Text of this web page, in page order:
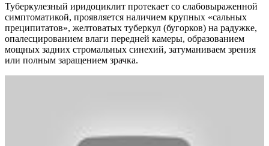
Туберкулезный иридоциклит протекает со слабовыраженной
симптоматикой, проявляется наличием крупных «сальных
преципитатов», желтоватых туберкул (бугорков) на радужке,
опалесцированием влаги передней камеры, образованием
мощных задних стромальных синехий, затуманиваем зрения
или полным заращением зрачка.